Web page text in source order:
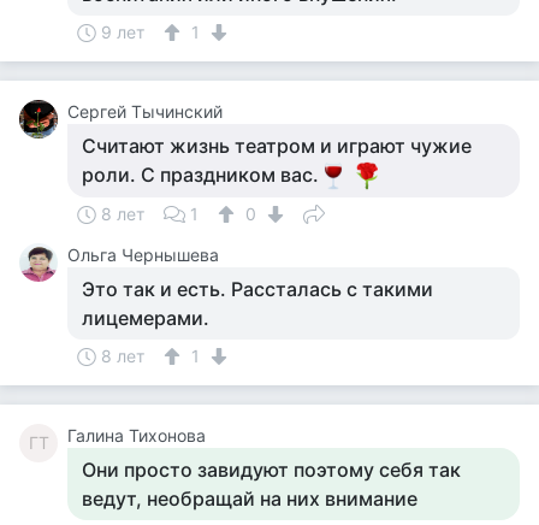
9 лет 1
Сергей Тычинский
Считают жизнь театром и играют чужие
роли. С праздником вас.
8 лет 1
0
Ольга Чернышева
Это так и есть. Рассталась с такими
лицемерами.
8 лет 1
ГТ Галина Тихонова
Они просто завидуют поэтому себя так
ведут, необращай на них внимание